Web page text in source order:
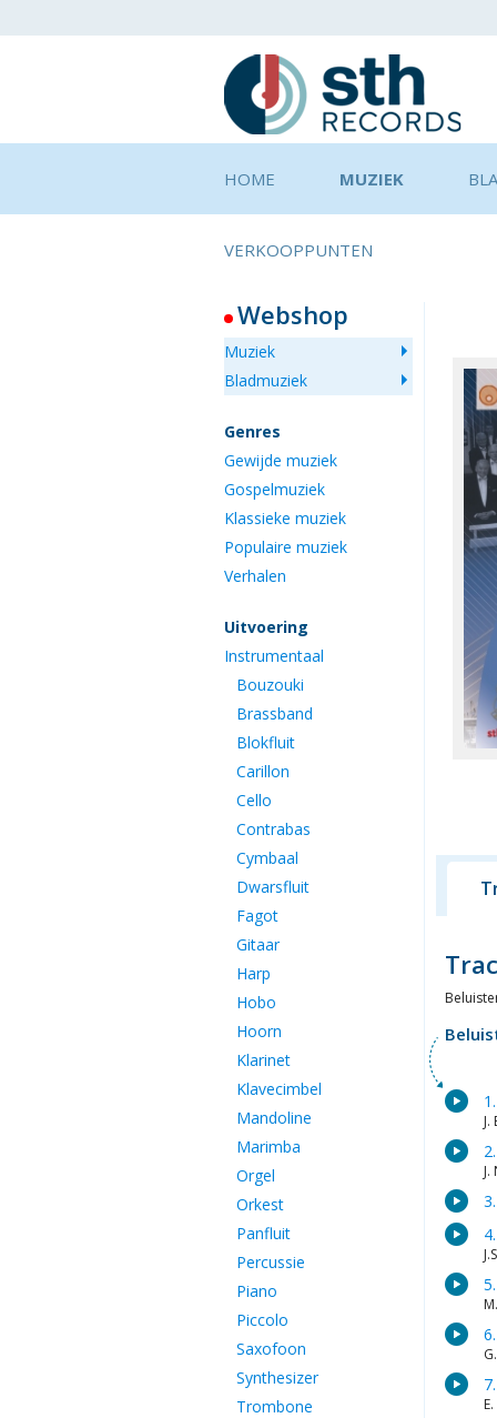
HOME MUZIEK
VERKOOPPUNTEN
Webshop
Muziek
Bladmuziek
Genres
Gewijde muziek
Gospelmuziek
Klassieke muziek
Populaire muziek
Verhalen
Uitvoering
Instrumentaal
Bouzouki
Brassband
Blokfluit
Carillon
Cello
Contrabas
Cymbaal
Dwarsfluit
Fagot
Gitaar
Harp
Hobo
Hoorn
Klarinet
Klavecimbel
Mandoline
Marimba
Orgel
Orkest
Panfluit
Percussie
Piano
Piccolo
Saxofoon
Synthesizer
Trombone